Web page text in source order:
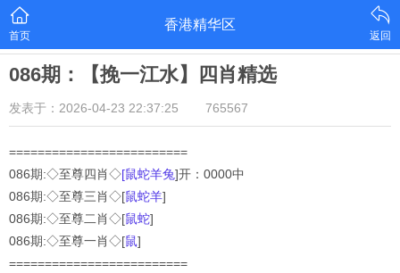
首页
香港精华区
返回
086期：【挽一江水】四肖精选
发表于：2026-04-23 22:37:25 765567
=========================
086期:◇至尊四肖◇[鼠蛇羊兔]开：0000中
086期:◇至尊三肖◇[鼠蛇羊]
086期:◇至尊二肖◇[鼠蛇]
086期:◇至尊一肖◇[鼠]
=========================